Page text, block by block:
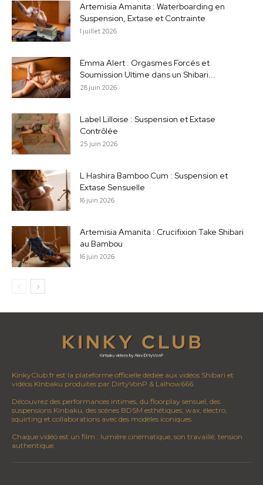
Artemisia Amanita : Waterboarding en
Suspension, Extase et Contrainte
1 juillet 2026
Emma Alert : Orgasmes Forcés et
Soumission Ultime dans un Shibari...
28 juin 2026
Label Lilloise : Suspension et Extase
Contrôlée
25 juin 2026
L Hashira Bamboo Cum : Suspension et
Extase Sensuelle
16 juin 2026
Artemisia Amanita : Crucifixion Take Shibari
au Bambou
16 juin 2026
KinkyClub.fr est la plateforme officielle dédiée aux vidéos Shibari et
vidéos Kinbaku produites par DirtyVonP & Lalhow666.
Découvrez des performances intimes, du floorplay sensuel, des
suspensions Kinbaku, des scènes BDSM esthétiques, wax, électro,
squirting et collaborations avec des modèles iconiques.
Chaque vidéo est un film : lumière cinématique, son travaillé, tension
authentique.